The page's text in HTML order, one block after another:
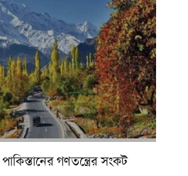
গণতন্ত্রের সংকট